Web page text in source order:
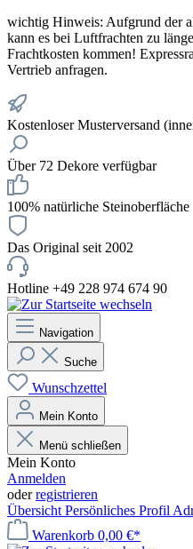
wichtig Hinweis: Aufgrund der
kann es bei Luftfrachten zu
Frachtkosten kommen!
Vertrieb anfragen.
Kostenloser Musterversand
Über 72 Dekore verfügbar
100% natürliche Steinoberfläche
Das Original seit 2002
Hotline +49 228 974 674 90
Navigation
Suche
Wunschzettel
Mein Konto
Menü schließen
Mein Konto
Anmelden
oderregistrieren
Übersicht Persönliches Profil
Warenkorb 0,00 €*